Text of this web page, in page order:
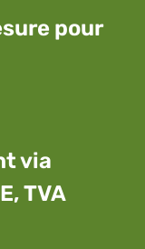
pour
via
TVA